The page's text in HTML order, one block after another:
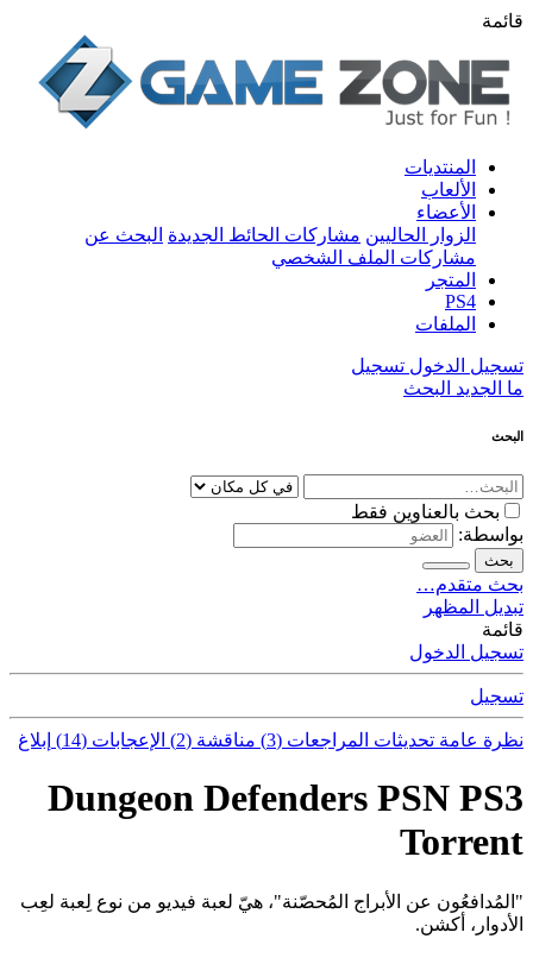
قائمة
المنتديات
الألعاب
الأعضاء
الزوار الحاليين مشاركات الحائط الجديدة البحث عن
مشاركات الملف الشخصي
المتجر
PS4
الملفات
تسجيل الدخول تسجيل
ما الجديد البحث
البحث
بحث بالعناوين فقط
بواسطة:
بحث
بحث متقدم…
تبديل المظهر
قائمة
تسجيل الدخول
تسجيل
نظرة عامة تحديثات المراجعات (3) مناقشة (2) الإعجابات (14) إبلاغ
Dungeon Defenders PSN PS3
Torrent
"المُدافعُون عن الأبراج المُحصّنة"، هيّ لعبة فيديو من نوع لِعبة لعِب
الأدوار، أكشن.